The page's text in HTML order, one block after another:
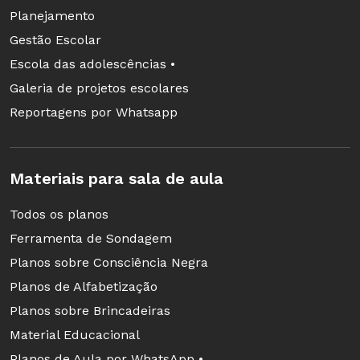
de plástico - elas não terão sofrido nenhuma
alteração. Como não se decompõem, poluem o
ambiente. Não devem, portanto, ser jogadas em
qualquer lugar. O destino delas deve ser um só:
a reciclagem.
Avaliação
Flexibilização
1ª etapa Leve para a sala de aula uma caixa
com areia, outra com terra e uma terceira com
Planejamento
Gestão Escolar
Escola das adolescências •
Galeria de projetos escolares
Reportagens por Whatsapp
Materiais para sala de aula
Todos os planos
Ferramenta de Sondagem
Planos sobre Consciência Negra
Planos de Alfabetização
Planos sobre Brincadeiras
Material Educacional